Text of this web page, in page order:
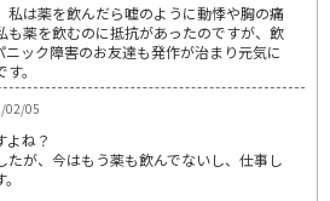
私は薬を飲んだら嘘のように動悸や胸の痛
も薬を飲むのに抵抗があったのですが、飲
ニック障害のお友達も発作が治まり元気に
。
02/05
よね？
たが、今はもう薬も飲んでないし、仕事し